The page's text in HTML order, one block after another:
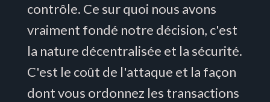
contrôle. Ce sur quoi nous avons
vraiment fondé notre décision, c'est
la nature décentralisée et la sécurité.
C'est le coût de l'attaque et la façon
dont vous ordonnez les transactions